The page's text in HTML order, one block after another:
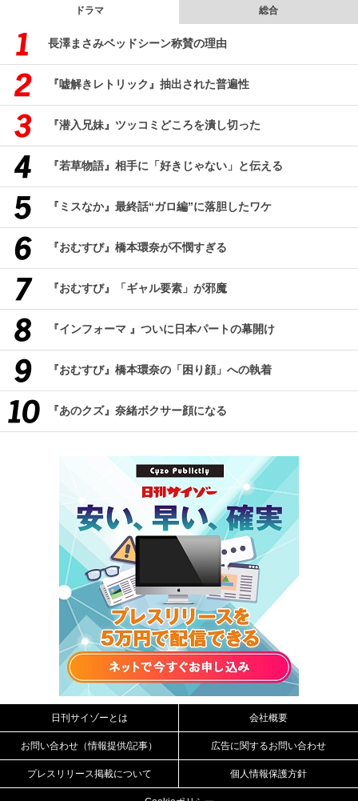
ドラマ 総合
長澤まさみベッドシーン称賛の理由
『嘘解きレトリック』抽出された普遍性
『潜入兄妹』ツッコミどころを潰し切った
『若草物語』相手に「好きじゃない」と伝える
『ミスなか』最終話“ガロ編”に落胆したワケ
『おむすび』橋本環奈が不憫すぎる
『おむすび』「ギャル要素」が邪魔
『インフォーマ 』ついに日本パートの幕開け
『おむすび』橋本環奈の「困り顔」への執着
『あのクズ』奈緒ボクサー顔になる
日刊サイゾーとは 会社概要
お問い合わせ（情報提供/記事） 広告に関するお問い合わせ
プレスリリース掲載について 個人情報保護方針